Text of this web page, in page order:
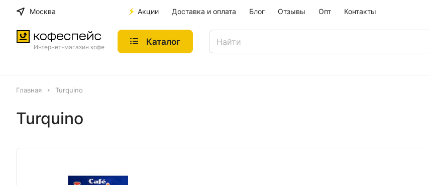
Москва Акции Доставка и оплата Блог Отзывы Опт Контакты
Интернет-магазин кофе
Каталог
Главная Turquino
Turquino